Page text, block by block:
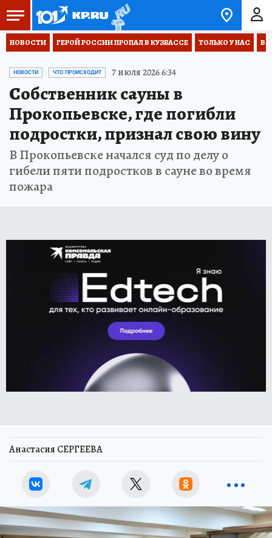
НОВОСТИ ГЕРОЙ РОССИИ ПРОПАЛ В КУЗБАССЕ ТОЛЬКО У НАС
НОВОСТИ ЧТО ПРОИСХОДИТ 7 июля 2026 6:34
Собственник сауны в
Прокопьевске, где погибли
подростки, признал свою вину
В Прокопьевске начался суд по делу о
гибели пяти подростков в сауне во время
пожара
Анастасия СЕРГЕЕВА